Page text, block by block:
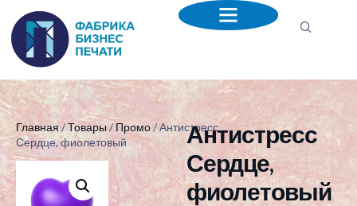
Главная/Товары/Промо/ Антистресс
Сердце, фиолетовый
Антистресс
Сердце,
фиолетовый